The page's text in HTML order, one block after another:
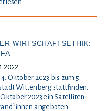
WIRTSCHAFTSETHIK:
Oktober 2023 bis zum 5.
Wittenberg stattfinden.
2023 ein Satelliten-
angeboten.